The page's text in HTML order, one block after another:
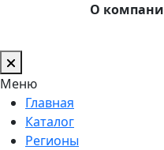
О
Меню
Главная
Каталог
Регионы